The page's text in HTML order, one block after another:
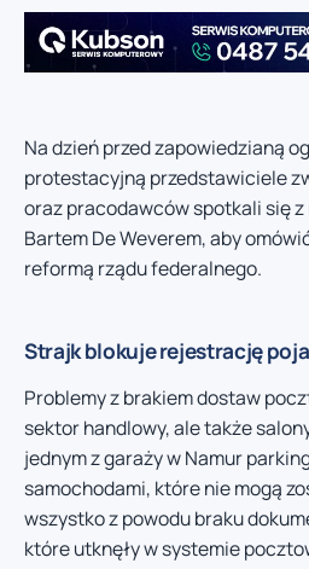
Na dzień przed zapowiedzianą
protestacyjną przedstawiciele
oraz pracodawców spotkali się
Bartem De Weverem, aby
reformą rządu federalnego.
Strajk blokuje rejestrację
Problemy z brakiem dostaw
sektor handlowy, ale także
jednym z garaży w Namur
samochodami, które nie mogą
wszystko z powodu braku
które utknęły w systemie